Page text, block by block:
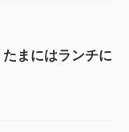
まにはランチに